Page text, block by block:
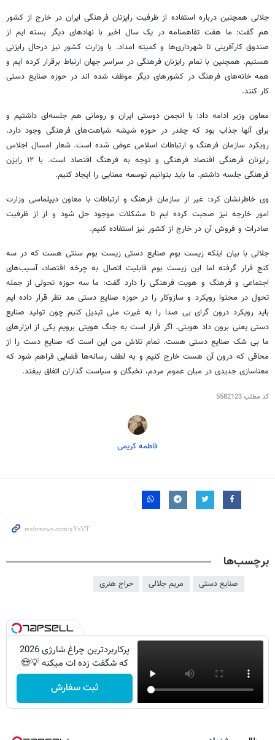
جلالی همچنین درباره استفاده از ظرفیت رایزنان فرهنگی ایران در خارج از کشور
هم گفت: ما هفت تفاهمنامهدر یک سال اخیر با نهادهای دیگر بسته ایم از
صندوق کارآفرینی تا شهرداری‌ها و کمیته امداد. با وزارت کشور نیز درحالرایزنی
هستیم. همچنین با تمام رایزنان فرهنگی در سراسر جهان ارتباط برقرار کرده ایمو
همه خانه‌های فرهنگ در کشورهای دیگر موظف شده اند در حوزه صنایع دستی
کار کنند.
معاون وزیر ادامه داد: با انجمن دوستی ایران و رومانی هم جلسه‌ای داشتیم و
برای آنها جذاب بود که چقدر در حوزه شیشه شباهت‌های فرهنگی وجود دارد.
رویکرد سازمان فرهنگ و ارتباطات اسلامی عوض شده است. شعار امسال اجلاس
رایزنان فرهنگی اقتصاد فرهنگی و توجه به فرهنگ اقتصاد است. با ۱۲ رایزن
فرهنگی جلسه داشتم. ما باید بتوانیم توسعه معنایی را ایجاد کنیم.
وی خاطرنشان کرد: غیر از سازمان فرهنگ و ارتباطات با معاون دیپلماسی وزارت
امور خارجه نیز صحبت کرده ایم تا مشکلات موجود حل شود و از از ظرفیت
صادرات و فروش آن در خارج از کشور نیز استفاده کنیم.
جلالی با بیان اینکه زیست بوم صنایع دستی زیست بوم سنتی هست که در سه
کنج قرار گرفته اما این زیست بوم قابلیت اتصال به چرخه اقتصاد، آسیب‌های
اجتماعی و فرهنگ و هویت فرهنگی را دارد گفت: ما سه حوزه تحولی از جمله
تحول در محتوا رویکرد و سازوکار را در حوزه صنایع دستی مد نظر قرار داده ایم
باید رویکرد درون گرایبی صدا را به غیرت ملی تبدیل کنیم چون تولید صنایع
دستی یعنی برون داد هویتی. اگر قرار است به جنگ هویتی برویم یکی از ابزارهای
ما بی شک صنایع دستی هست. تمام تلاش من این است که صنایع دست را از
محاقی که درون آن هست خارج کنیم و به لطف رسانه‌ها فضایی فراهم شود که
معناسازی جدیدی در میان عموم مردم، نخبگان و سیاست گذاران اتفاق بیفتد.
کد مطلب5582123
فاطمه کریمی
برچسب‌ها
صنایع دستی مریم جلالی حراج هنری
پرکاربردترین چراغ شارژی 2026
که شگفت زده ات میکنه 💡😍
ثبت سفارش